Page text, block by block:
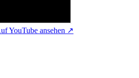
YouTube ansehen ↗